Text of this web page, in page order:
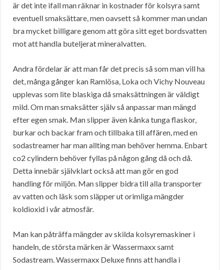
är det inte ifall man räknar in kostnader för kolsyra samt
eventuell smaksättare, men oavsett så kommer man undan
bra mycket billigare genom att göra sitt eget bordsvatten
mot att handla buteljerat mineralvatten.
Andra fördelar är att man får det precis så som man vill ha
det, många gånger kan Ramlösa, Loka och Vichy Nouveau
upplevas som lite blaskiga då smaksättningen är väldigt
mild. Om man smaksätter själv så anpassar man mängd
efter egen smak. Man slipper även kånka tunga flaskor,
burkar och backar fram och tillbaka till affären, med en
sodastreamer har man allting man behöver hemma. Enbart
co2 cylindern behöver fyllas på någon gång då och då.
Detta innebär självklart också att man gör en god
handling för miljön. Man slipper bidra till alla transporter
av vatten och läsk som släpper ut orimliga mängder
koldioxid i vår atmosfär.
Man kan påträffa mängder av skilda kolsyremaskiner i
handeln, de största märken är Wassermaxx samt
Sodastream. Wassermaxx Deluxe finns att handla i